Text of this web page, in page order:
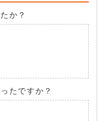
か？
たですか？